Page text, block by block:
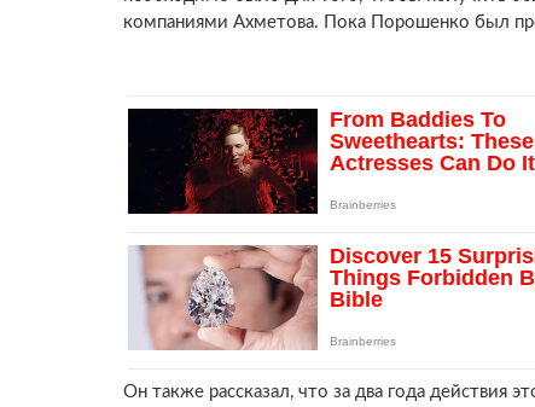
компаниями Ахметова. Пока Порошенко был
Он также рассказал, что за два года действия